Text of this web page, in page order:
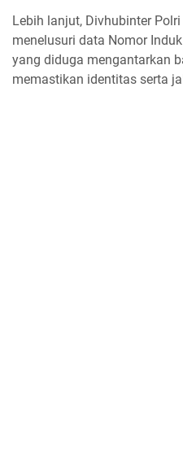
Lebih lanjut, Divhubinter
menelusuri data Nomor
yang diduga mengantarkan
memastikan identitas serta